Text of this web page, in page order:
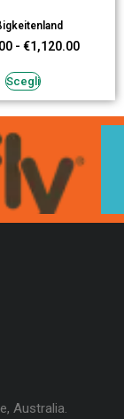
- €1,120.00
Scegli
Australia.